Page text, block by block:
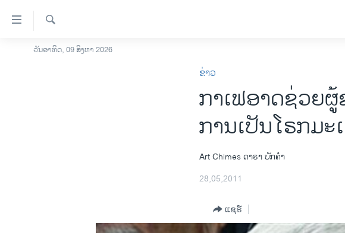
ລິ້ງ
ສຳຫລັບ
ໂຮມເພຈ
ຄົ້ນຫາ
ວັນອາທິດ, 09 ສິງຫາ 2026
ຂ່າວ
ກາເຟອາດຊ່ວຍ
ການເປັນໂຣກມະ
Art Chimesດາຣາ ບັກຄໍາ
28,05,2011
ແຊຣ໌